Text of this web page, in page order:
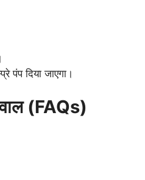
पंप दिया जाएगा।
(FAQs)